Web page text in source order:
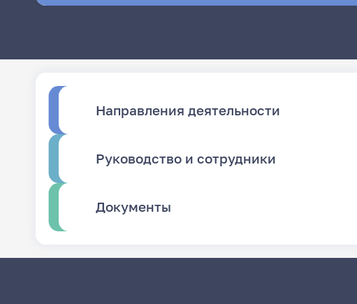
Направления деятельности
Руководство и сотрудники
Документы